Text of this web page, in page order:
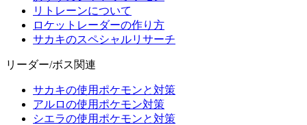
リトレーンについて
ロケットレーダーの作り方
サカキのスペシャルリサーチ
リーダー/ボス関連
サカキの使用ポケモンと対策
アルロの使用ポケモン対策
シエラの使用ポケモンと対策